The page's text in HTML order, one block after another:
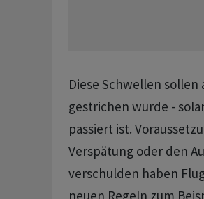
Diese Schwellen
gestrichen wurde -
passiert ist.
Verspätung oder den
verschulden haben
neuen Regeln zum